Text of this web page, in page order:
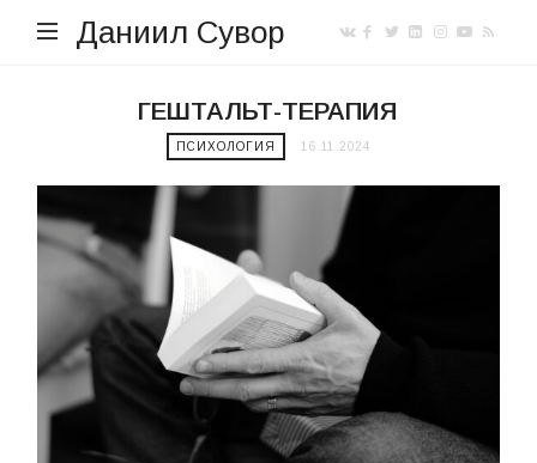
Даниил Сувор
ГЕШТАЛЬТ-ТЕРАПИЯ
ПСИХОЛОГИЯ 16.11.2024